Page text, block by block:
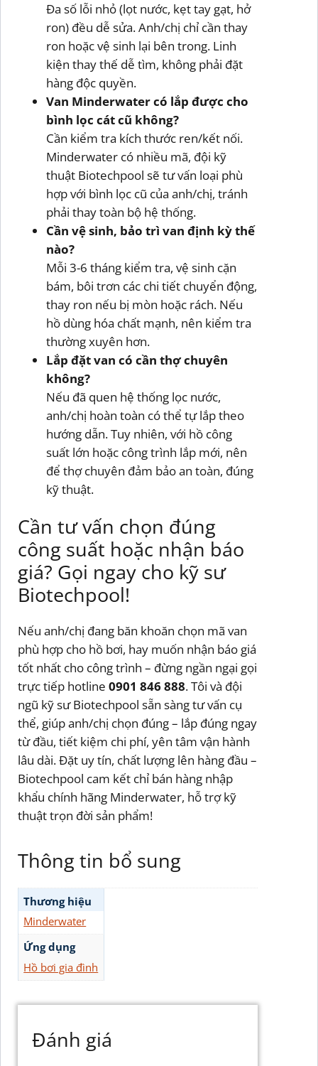
Đa số lỗi nhỏ (lọt nước, kẹt tay gạt, hở
ron) đều dễ sửa. Anh/chị chỉ cần thay
ron hoặc vệ sinh lại bên trong. Linh
kiện thay thế dễ tìm, không phải đặt
hàng độc quyền.
Van Minderwater có lắp được cho
bình lọc cát cũ không?
Cần kiểm tra kích thước ren/kết nối.
Minderwater có nhiều mã, đội kỹ
thuật Biotechpool sẽ tư vấn loại phù
hợp với bình lọc cũ của anh/chị, tránh
phải thay toàn bộ hệ thống.
Cần vệ sinh, bảo trì van định kỳ thế
nào?
Mỗi 3-6 tháng kiểm tra, vệ sinh cặn
bám, bôi trơn các chi tiết chuyển động,
thay ron nếu bị mòn hoặc rách. Nếu
hồ dùng hóa chất mạnh, nên kiểm tra
thường xuyên hơn.
Lắp đặt van có cần thợ chuyên
không?
Nếu đã quen hệ thống lọc nước,
anh/chị hoàn toàn có thể tự lắp theo
hướng dẫn. Tuy nhiên, với hồ công
suất lớn hoặc công trình lắp mới, nên
để thợ chuyên đảm bảo an toàn, đúng
kỹ thuật.
Cần tư vấn chọn đúng
công suất hoặc nhận báo
giá? Gọi ngay cho kỹ sư
Biotechpool!
Nếu anh/chị đang băn khoăn chọn mã van
phù hợp cho hồ bơi, hay muốn nhận báo giá
tốt nhất cho công trình – đừng ngần ngại gọi
trực tiếp hotline 0901 846 888. Tôi và đội
ngũ kỹ sư Biotechpool sẵn sàng tư vấn cụ
thể, giúp anh/chị chọn đúng – lắp đúng ngay
từ đầu, tiết kiệm chi phí, yên tâm vận hành
lâu dài. Đặt uy tín, chất lượng lên hàng đầu –
Biotechpool cam kết chỉ bán hàng nhập
khẩu chính hãng Minderwater, hỗ trợ kỹ
thuật trọn đời sản phẩm!
Thông tin bổ sung
Thương hiệu
Minderwater
Ứng dụng
Hồ bơi gia đình
Đánh giá